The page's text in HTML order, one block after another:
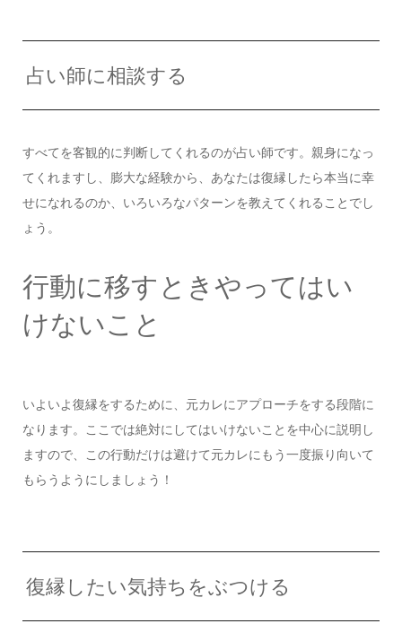
占い師に相談する
すべてを客観的に判断してくれるのが占い師です。親身になっ
てくれますし、膨大な経験から、あなたは復縁したら本当に幸
せになれるのか、いろいろなパターンを教えてくれることでし
ょう。
行動に移すときやってはい
けないこと
いよいよ復縁をするために、元カレにアプローチをする段階に
なります。ここでは絶対にしてはいけないことを中心に説明し
ますので、この行動だけは避けて元カレにもう一度振り向いて
もらうようにしましょう！
復縁したい気持ちをぶつける